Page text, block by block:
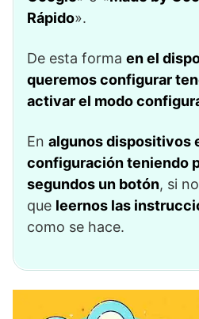
Rápido».
De esta forma en el
queremos configurar
activar el modo
En algunos dispositivos
configuración teniendo
segundos un botón, si
que leernos las
como se hace.